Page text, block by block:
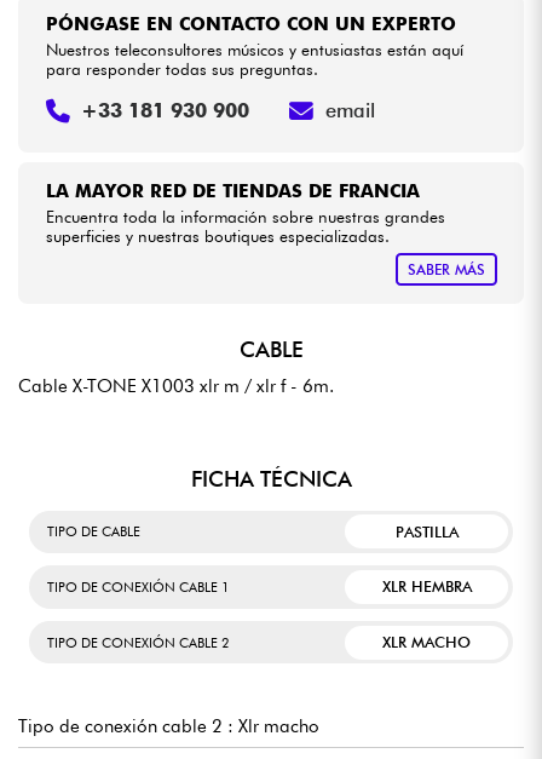
LA MAYOR RED DE TIENDAS DE FRANCIA
Encuentra toda la información sobre nuestras grandes
superficies y nuestras boutiques especializadas.
SABER MÁS
PÓNGASE EN CONTACTO CON UN EXPERTO
Nuestros teleconsultores músicos y entusiastas están aquí
para responder todas sus preguntas.
+33 181 930 900 email
CABLE
Cable X-TONE X1003 xlr m / xlr f - 6m.
FICHA TÉCNICA
TIPO DE CABLE PASTILLA
TIPO DE CONEXIÓN CABLE 1 XLR HEMBRA
TIPO DE CONEXIÓN CABLE 2 XLR MACHO
Tipo de conexión cable 2 : Xlr macho